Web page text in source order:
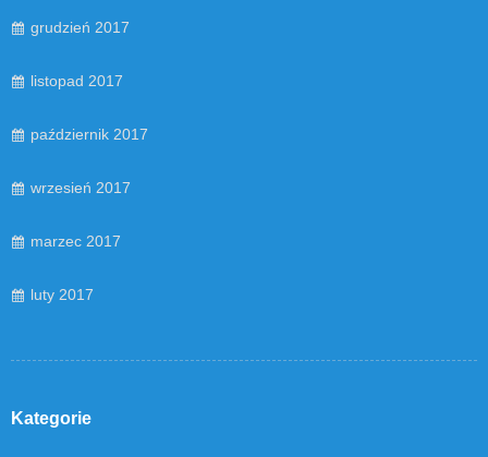
grudzień 2017
listopad 2017
październik 2017
wrzesień 2017
marzec 2017
luty 2017
Kategorie